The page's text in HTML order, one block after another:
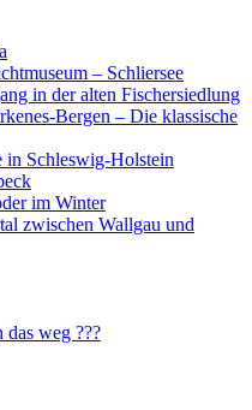
– Schliersee
in der alten Fischersiedlung
Bergen – Die klassische
in Schleswig-Holstein
im Winter
zwischen Wallgau und
das weg ???